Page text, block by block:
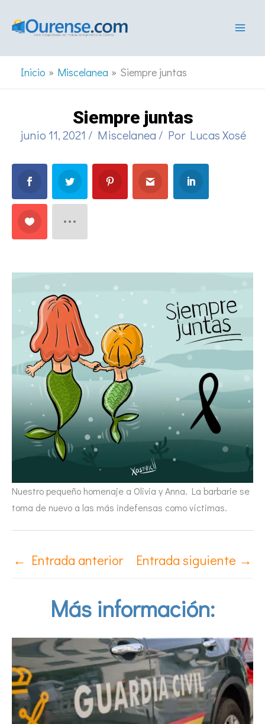
Inicio Miscelanea Siempre juntas
Siempre juntas
junio 11, 2021 / Miscelanea / Por Lucas Xosé
Nuestro pequeño homenaje a Olivia y Anna. La barbarie se
toma de nuevo a las más indefensas como víctimas.
← Entrada anterior Entrada siguiente →
Más información: